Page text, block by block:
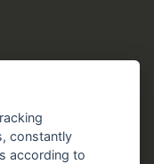
constantly
according to